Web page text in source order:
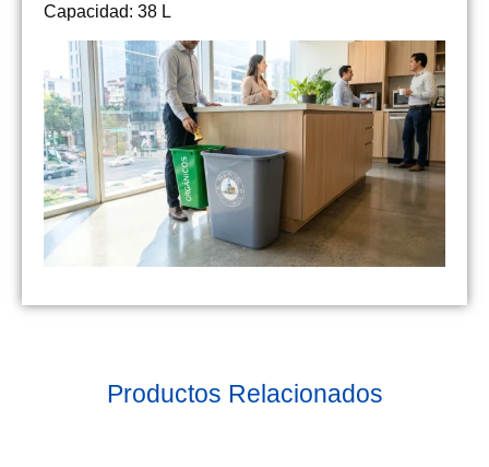
Capacidad: 38 L
Productos Relacionados